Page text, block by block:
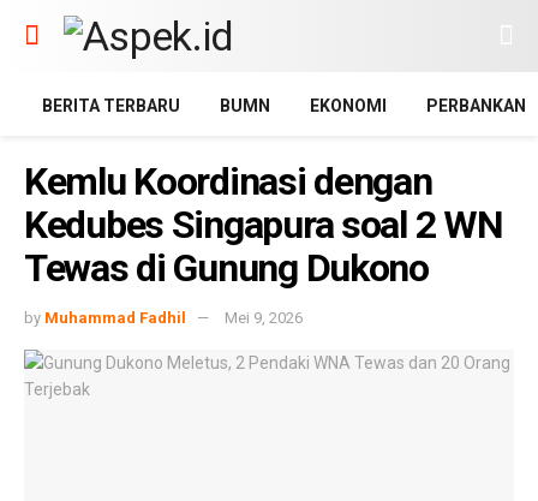
BERITA TERBARU BUMN EKONOMI PERBANKAN
Kemlu Koordinasi dengan
Kedubes Singapura soal 2 WN
Tewas di Gunung Dukono
by Muhammad Fadhil Mei 9, 2026